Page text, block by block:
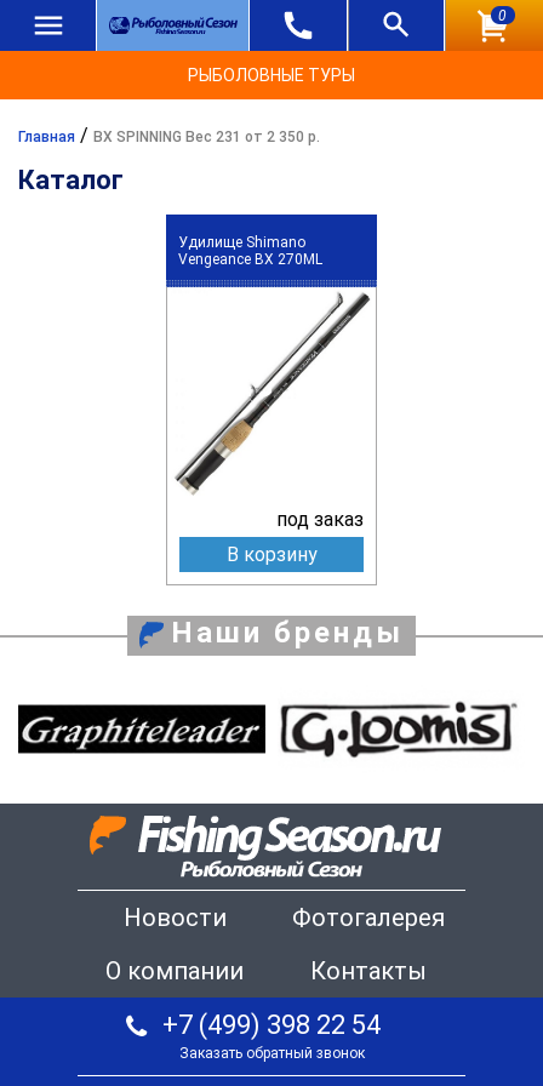
0
РЫБОЛОВНЫЕ ТУРЫ
Главная / BX SPINNING Вес 231 от 2 350 р.
Каталог
Удилище Shimano
Vengeance BX 270ML
под заказ
В корзину
Наши бренды
Новости
Фотогалерея
О компании
Контакты
+7 (499) 398 22 54
Заказать обратный звонок